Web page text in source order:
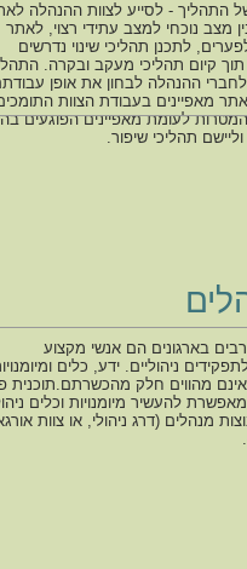
התהליך - לסייע לצוות ההנהלה
מצב נוכחי למצב עתידי רצוי, לאתר
לתכנן תהליכי שינוי נדרשים
תוך קיום תהליכי מעקב ובקרה.
ההנהלה לבחון את אופן
מאפיינים בעבודת הצוות
לעומת מאפיינים הפוגעים
תהליכי שיפור.
בארגונים הם אנשי מקצוע
ניהוליים. ידע, כלים
אינם מהווים חלק מהכשרתם.תוכנית
להעשיר מיומנויות וכלים
מנהלים (דרג ניהולי, או צוות